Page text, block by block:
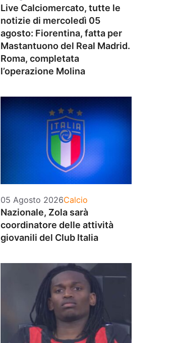
Live Calciomercato, tutte le
notizie di mercoledì 05
agosto: Fiorentina, fatta per
Mastantuono del Real Madrid.
Roma, completata
l’operazione Molina
05 Agosto 2026Categorie
Calcio
Nazionale, Zola sarà
coordinatore delle attività
giovanili del Club Italia